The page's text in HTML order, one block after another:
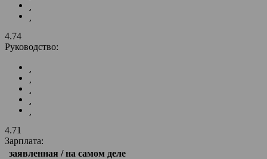
4.74
Руководство:
4.71
Зарплата:
заявленная / на самом деле